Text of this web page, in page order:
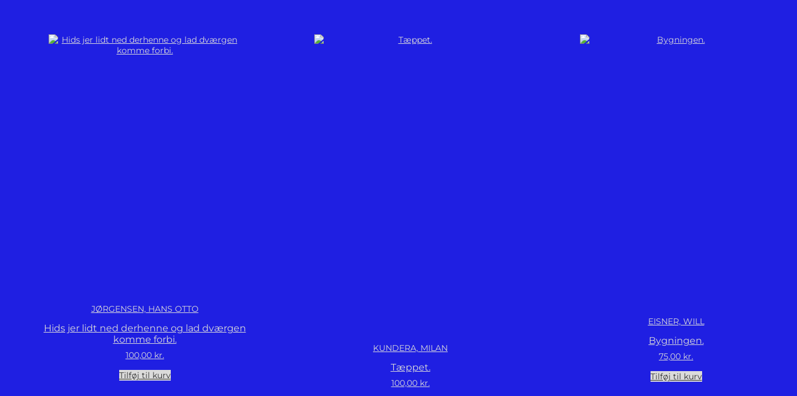
JØRGENSEN, HANS OTTO
Hids jer lidt ned derhenne og lad dværgen
komme forbi.
100,00 kr.
Tilføj til kurv
KUNDERA, MILAN
Tæppet.
100,00 kr.
EISNER, WILL
Bygningen.
75,00 kr.
Tilføj til kurv